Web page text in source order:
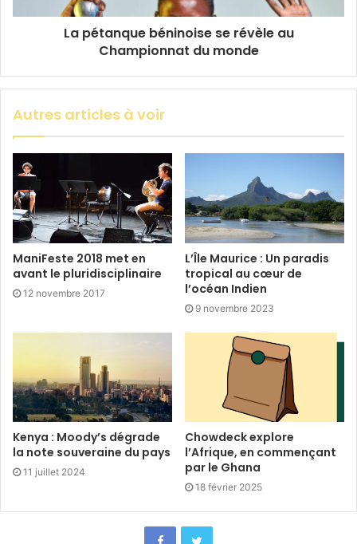
La pétanque béninoise se révèle au
Championnat du monde
Autres articles à voir
ManiFeste 2018 met en
avant le pluridisciplinaire
12 novembre 2017
L’Île Maurice : Un paradis
tropical au cœur de
l’océan Indien
9 novembre 2023
Kenya : Moody’s dégrade
la note souveraine du pays
11 juillet 2024
Chowdeck explore
l’Afrique, en commençant
par le Ghana
18 février 2025